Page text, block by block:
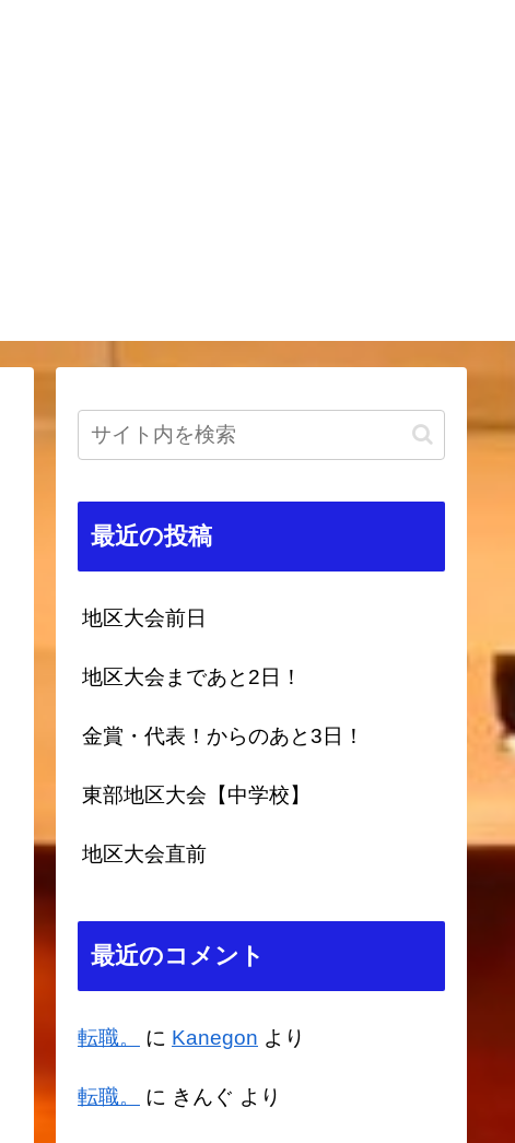
最近の投稿
地区大会前日
地区大会まであと2日！
金賞・代表！からのあと3日！
東部地区大会【中学校】
地区大会直前
最近のコメント
転職。 に Kanegon より
転職。 に きんぐ より